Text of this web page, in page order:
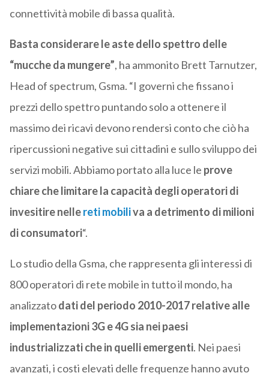
connettività mobile di bassa qualità.
Basta considerare le aste dello spettro delle
“mucche da mungere”, ha ammonito Brett Tarnutzer,
Head of spectrum, Gsma. “I governi che fissano i
prezzi dello spettro puntando solo a ottenere il
massimo dei ricavi devono rendersi conto che ciò ha
ripercussioni negative sui cittadini e sullo sviluppo dei
servizi mobili. Abbiamo portato alla luce le prove
chiare che limitare la capacità degli operatori di
invesitire nellereti mobiliva a detrimento di milioni
di consumatori“.
Lo studio della Gsma, che rappresenta gli interessi di
800 operatori di rete mobile in tutto il mondo, ha
analizzatodati del periodo 2010-2017 relative alle
implementazioni 3G e 4G sia nei paesi
industrializzati che in quelli emergenti. Nei paesi
avanzati, i costi elevati delle frequenze hanno avuto